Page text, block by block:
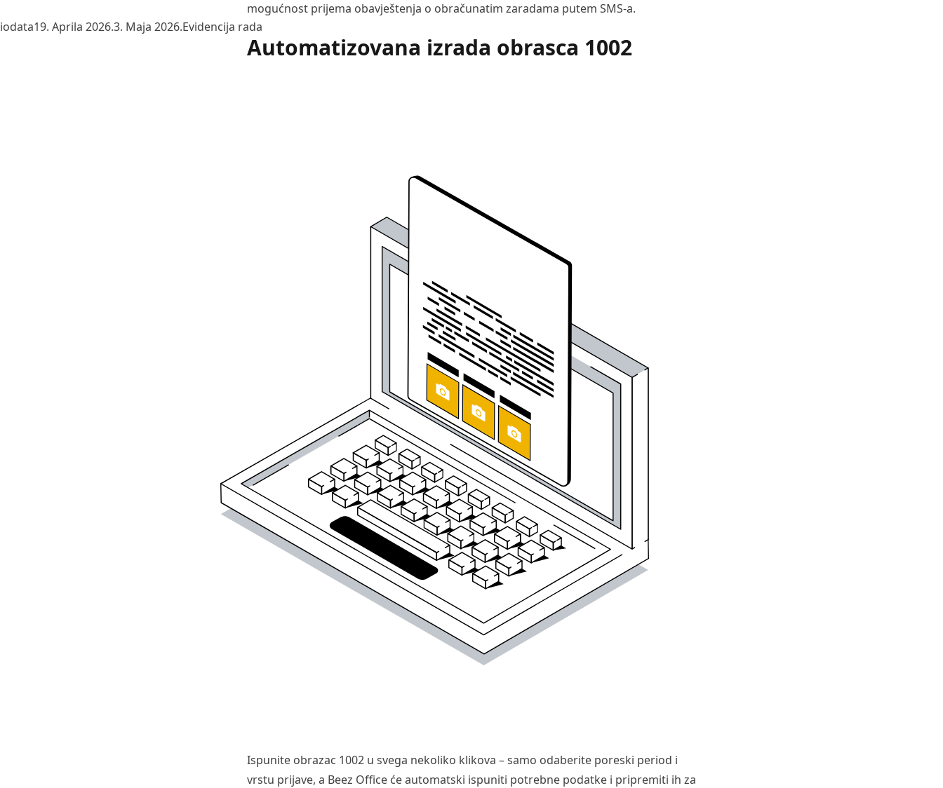
mogućnost prijema obavještenja o obračunatim zaradama putem SMS-a.
Posted by
iodata19. Aprila 2026.3. Maja 2026.Posted in
Evidencija rada
Automatizovana izrada obrasca 1002
Ispunite obrazac 1002 u svega nekoliko klikova – samo odaberite poreski period i
vrstu prijave, a Beez Office će automatski ispuniti potrebne podatke i pripremiti ih za